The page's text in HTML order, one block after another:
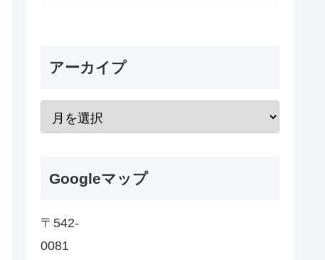
アーカイプ
Googleマップ
〒542-
0081